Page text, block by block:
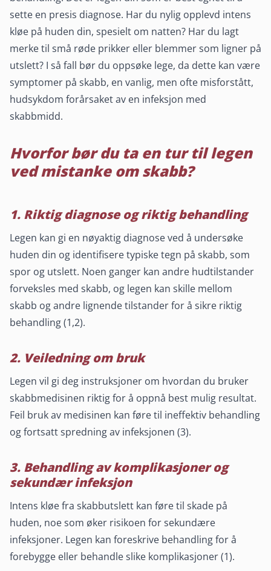
sette en presis diagnose. Har du nylig opplevd intens
kløe på huden din, spesielt om natten? Har du lagt
merke til små røde prikker eller blemmer som ligner på
utslett? I så fall bør du oppsøke lege, da dette kan være
symptomer på skabb, en vanlig, men ofte misforstått,
hudsykdom forårsaket av en infeksjon med
skabbmidd.
Hvorfor bør du ta en tur til legen
ved mistanke om skabb?
1. Riktig diagnose og riktig behandling
Legen kan gi en nøyaktig diagnose ved å undersøke
huden din og identifisere typiske tegn på skabb, som
spor og utslett. Noen ganger kan andre hudtilstander
forveksles med skabb, og legen kan skille mellom
skabb og andre lignende tilstander for å sikre riktig
behandling(1,2).
2. Veiledning om bruk
Legen vil gi deg instruksjoner om hvordan du bruker
skabbmedisinen riktig for å oppnå best mulig resultat.
Feil bruk av medisinen kan føre til ineffektiv behandling
og fortsatt spredning av infeksjonen (3).
3. Behandling av komplikasjoner og
sekundær infeksjon
Intens kløe fra skabbutslett kan føre til skade på
huden, noe som øker risikoen for sekundære
infeksjoner. Legen kan foreskrive behandling for å
forebygge eller behandle slike komplikasjoner (1).